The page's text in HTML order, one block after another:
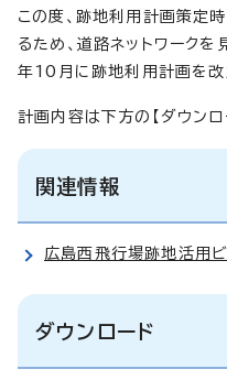
この度、跡地利用計画策定
るため、道路ネットワークを
年10月に跡地利用計画を改
計画内容は下方の【ダウンロ
関連情報
広島西飛行場跡地活用
ダウンロード